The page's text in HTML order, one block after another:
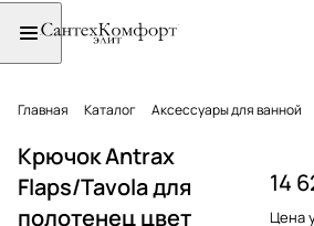
Главная Каталог Аксессуары для ванной
Крючок Antrax
Flaps/Tavola для
полотенец цвет
14
Цена